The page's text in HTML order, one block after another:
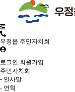
우정읍 주민자치회
로그인 회원가입
주민자치회
- 인사말
- 연혁